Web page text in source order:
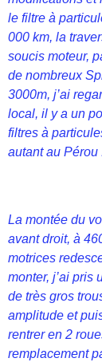
le filtre à
000 km, la
soucis moteur,
de nombreux
3000m, j’ai
local, il y a un
filtres à
autant au Pérou
La montée du
avant droit, à
motrices
monter, j’ai pris
de très gros
amplitude et
rentrer en 2
remplacement